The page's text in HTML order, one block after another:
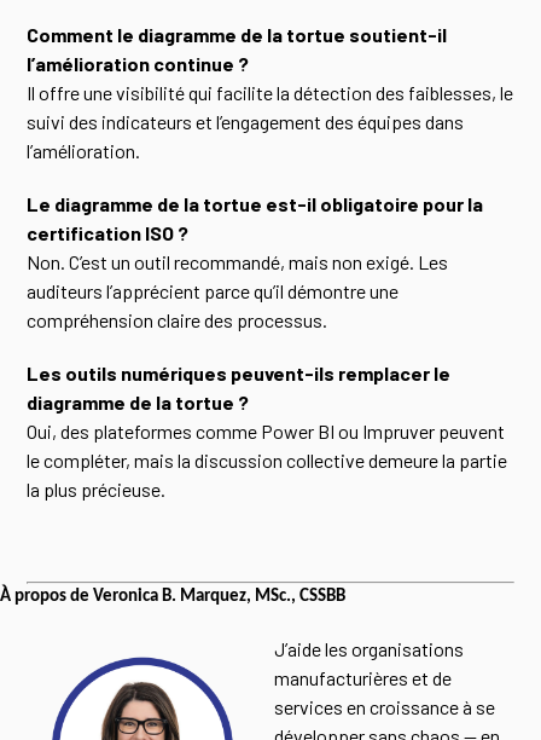
Comment le diagramme de la tortue soutient-il
l’amélioration continue ?
Il offre une visibilité qui facilite la détection des faiblesses, le
suivi des indicateurs et l’engagement des équipes dans
l’amélioration.
Le diagramme de la tortue est-il obligatoire pour la
certification ISO ?
Non. C’est un outil recommandé, mais non exigé. Les
auditeurs l’apprécient parce qu’il démontre une
compréhension claire des processus.
Les outils numériques peuvent-ils remplacer le
diagramme de la tortue ?
Oui, des plateformes comme Power BI ou Impruver peuvent
le compléter, mais la discussion collective demeure la partie
la plus précieuse.
À propos de Veronica B. Marquez, MSc., CSSBB
J’aide les organisations
manufacturières et de
services en croissance à se